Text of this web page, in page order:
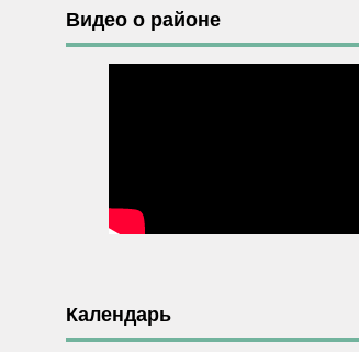
Видео о районе
Календарь